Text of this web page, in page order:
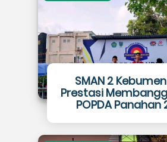
SMAN 2
Prestasi
POPDA Panahan